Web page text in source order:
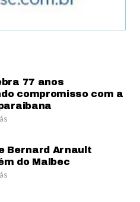
77 anos
compromisso com a
Bernard Arnault
do Malbec